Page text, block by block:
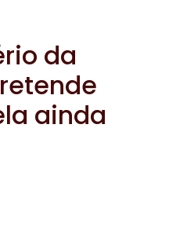
da
ainda